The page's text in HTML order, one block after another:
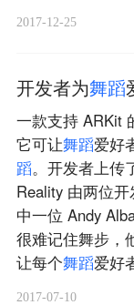
2017-12-25
开发者为舞蹈
一款支持 ARKit
它可让舞蹈爱好
蹈。开发者上传
Reality 由两位
中一位 Andy
很难记住舞步，
让每个舞蹈爱好
2017-07-10